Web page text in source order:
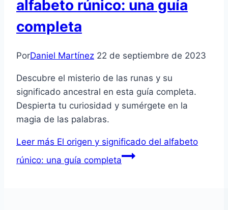
alfabeto rúnico: una guía
completa
PorDaniel Martínez 22 de septiembre de 2023
Descubre el misterio de las runas y su
significado ancestral en esta guía completa.
Despierta tu curiosidad y sumérgete en la
magia de las palabras.
Leer más El origen y significado del alfabeto
rúnico: una guía completa